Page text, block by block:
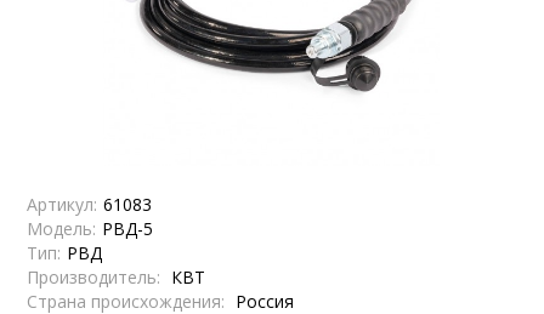
Артикул: 61083
Модель: РВД-5
Тип: РВД
Производитель: КВТ
Страна происхождения: Россия